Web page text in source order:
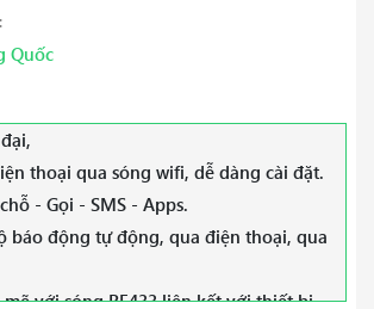
Quốc
thoại qua sóng wifi, dễ dàng cài đặt.
- Gọi - SMS - Apps.
báo động tự động, qua điện thoại, qua
với sóng RF433 liên kết với thiết bị.